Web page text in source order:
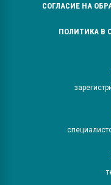
СОГЛАСИЕ НА
ПОЛИТИКА В